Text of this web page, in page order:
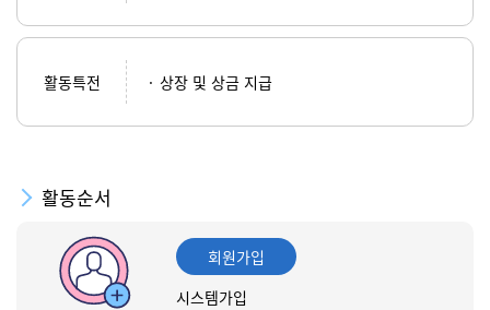
활동특전 상장 및 상금 지급
활동순서
회원가입
시스템가입